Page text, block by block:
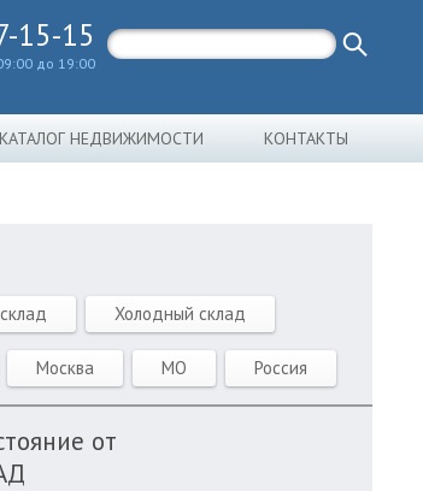
15-15
до 19:00
КАТАЛОГ НЕДВИЖИМОСТИ КОНТАКТЫ
Холодный склад
Москва МО Россия
от